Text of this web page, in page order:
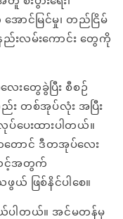
ာင်မြင်မှု၊ တည်ငြိမ်
းလမ်းကောင်း တွေကို
းတွေခွဲပြီး စီစဉ်
ည်း တစ်အုပ်လုံး အပြီး
ပေးထားပါတယ်။
ောင် ဒီတအုပ်လေး
သင့်အတွက်
ဖြစ်နိင်ပါစေ။
ါတယ်။ အင်မတန်မှ